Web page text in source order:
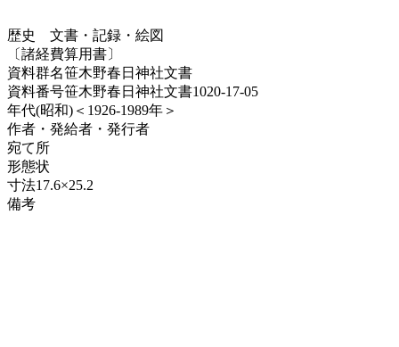
歴史
文書・記録・絵図
〔諸経費算用書〕
資料群名笹木野春日神社文書
資料番号笹木野春日神社文書1020-17-05
年代(昭和)＜1926-1989年＞
作者・発給者・発行者
宛て所
形態状
寸法17.6×25.2
備考